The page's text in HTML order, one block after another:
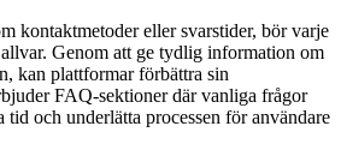
kontaktmetoder eller svarstider, bör varje
Genom att ge tydlig information om
kan plattformar förbättra sin
FAQ-sektioner där vanliga frågor
tid och underlätta processen för användare